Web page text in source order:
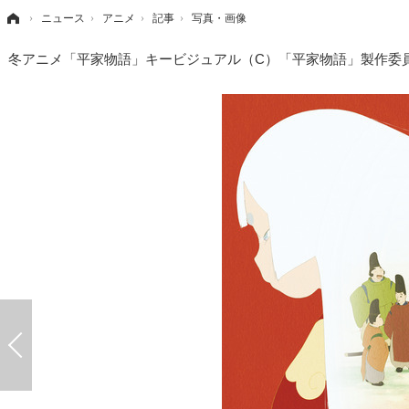
› ニュース › アニメ › 記事 › 写真・画像
冬アニメ「平家物語」キービジュアル（C）「平家物語」製作委